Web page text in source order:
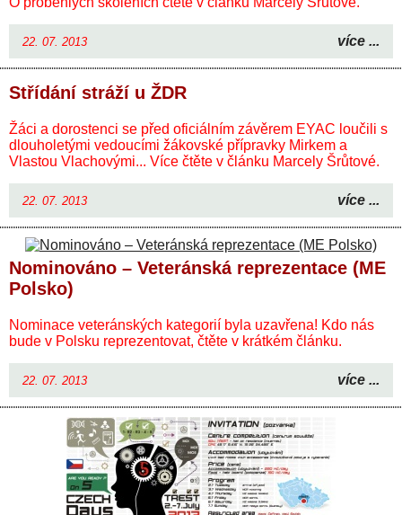
22. 07. 2013 více ...
Střídání stráží u ŽDR
Žáci a dorostenci se před oficiálním závěrem EYAC loučili s
dlouholetými vedoucími žákovské přípravky Mirkem a
Vlastou Vlachovými... Více čtěte v článku Marcely Šrůtové.
22. 07. 2013 více ...
Nominováno – Veteránská reprezentace (ME
Polsko)
Nominace veteránských kategorií byla uzavřena! Kdo nás
bude v Polsku reprezentovat, čtěte v krátkém článku.
22. 07. 2013 více ...